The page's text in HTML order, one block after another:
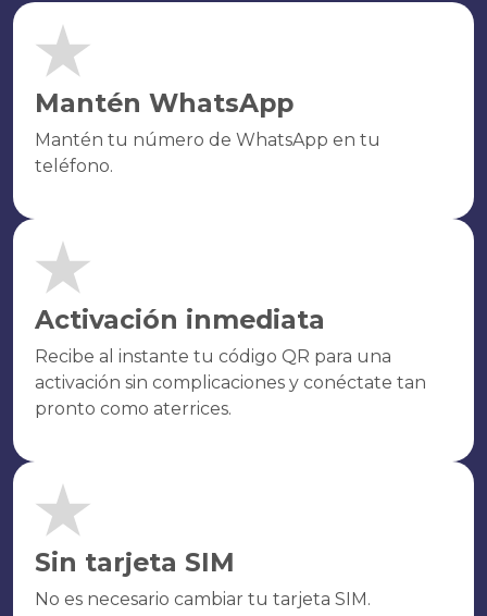
Mantén WhatsApp
Mantén tu número de WhatsApp en tu
teléfono.
Activación inmediata
Recibe al instante tu código QR para una
activación sin complicaciones y conéctate tan
pronto como aterrices.
Sin tarjeta SIM
No es necesario cambiar tu tarjeta SIM.